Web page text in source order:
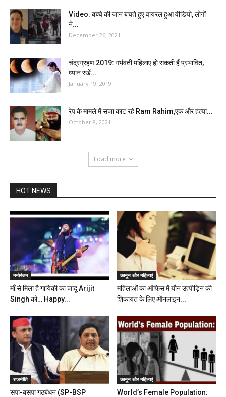
Video: बच्चे की जान बचते हुए वायरल हुआ वीडियो, लोगों
ने...
December 26, 2021
चंद्रग्रहण 2019: गर्भवती महिलाए हो सकती हैं प्रभावित,
ध्यान रखें...
January 19, 2019
रेप के मामले में सजा काट रहे Ram Rahim,एक और हत्या...
October 8, 2021
Load more
HOT NEWS
मनोरंजन
माँ से मिला है गायिकी का जादू Arijit
Singh को… Happy...
कानून और महिलाएं
महिलाओं का ऑफिस में यौन उत्पीड़िन की
शिकायत के लिए ऑनलाइन...
राजनीति
सपा-बसपा गठबंधन (SP-BSP
कानून और महिलाएं
World’s Female Population: